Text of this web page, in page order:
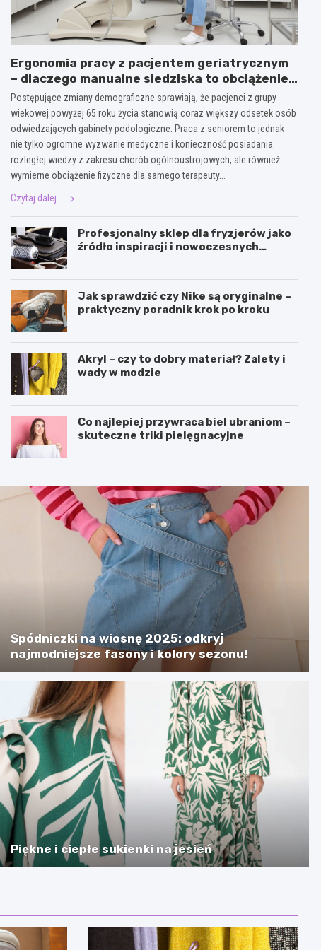
Ergonomia pracy z pacjentem geriatrycznym
– dlaczego manualne siedziska to obciążenie
dla kręgosłupa terapeuty?
Postępujące zmiany demograficzne sprawiają, że pacjenci z grupy
wiekowej powyżej 65 roku życia stanowią coraz większy odsetek osób
odwiedzających gabinety podologiczne. Praca z seniorem to jednak
nie tylko ogromne wyzwanie medyczne i konieczność posiadania
rozległej wiedzy z zakresu chorób ogólnoustrojowych, ale również
wymierne obciążenie fizyczne dla samego terapeuty.…
Czytaj dalej
Profesjonalny sklep dla fryzjerów jako
źródło inspiracji i nowoczesnych
Jak sprawdzić czy Nike są oryginalne –
praktyczny poradnik krok po kroku
Akryl – czy to dobry materiał? Zalety i
wady w modzie
Co najlepiej przywraca biel ubraniom –
skuteczne triki pielęgnacyjne
Spódniczki na wiosnę 2025: odkryj
najmodniejsze fasony i kolory sezonu!
Piękne i ciepłe sukienki na jesień